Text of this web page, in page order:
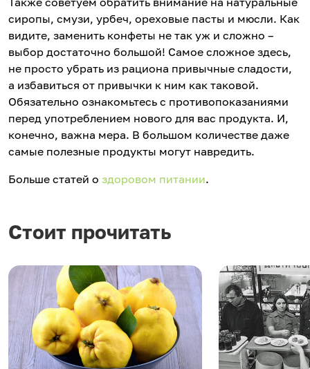
сиропы, смузи, урбеч, ореховые пасты и мюсли. Как
видите, заменить конфеты не так уж и сложно –
выбор достаточно большой! Самое сложное здесь,
не просто убрать из рациона привычные сладости,
а избавиться от привычки к ним как таковой.
Обязательно ознакомьтесь с противопоказаниями
перед употреблением нового для вас продукта. И,
конечно, важна мера. В большом количестве даже
самые полезные продукты могут навредить.
Больше статей о здоровом питании.
Стоит прочитать